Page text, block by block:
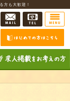
方も大歓迎！